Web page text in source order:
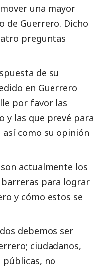
una mayor
de Guerrero. Dicho
preguntas
de su
en Guerrero
por favor las
y las que prevé para
como su opinión
actualmente los
para lograr
y cómo estos se
debemos ser
ciudadanos,
públicas, no